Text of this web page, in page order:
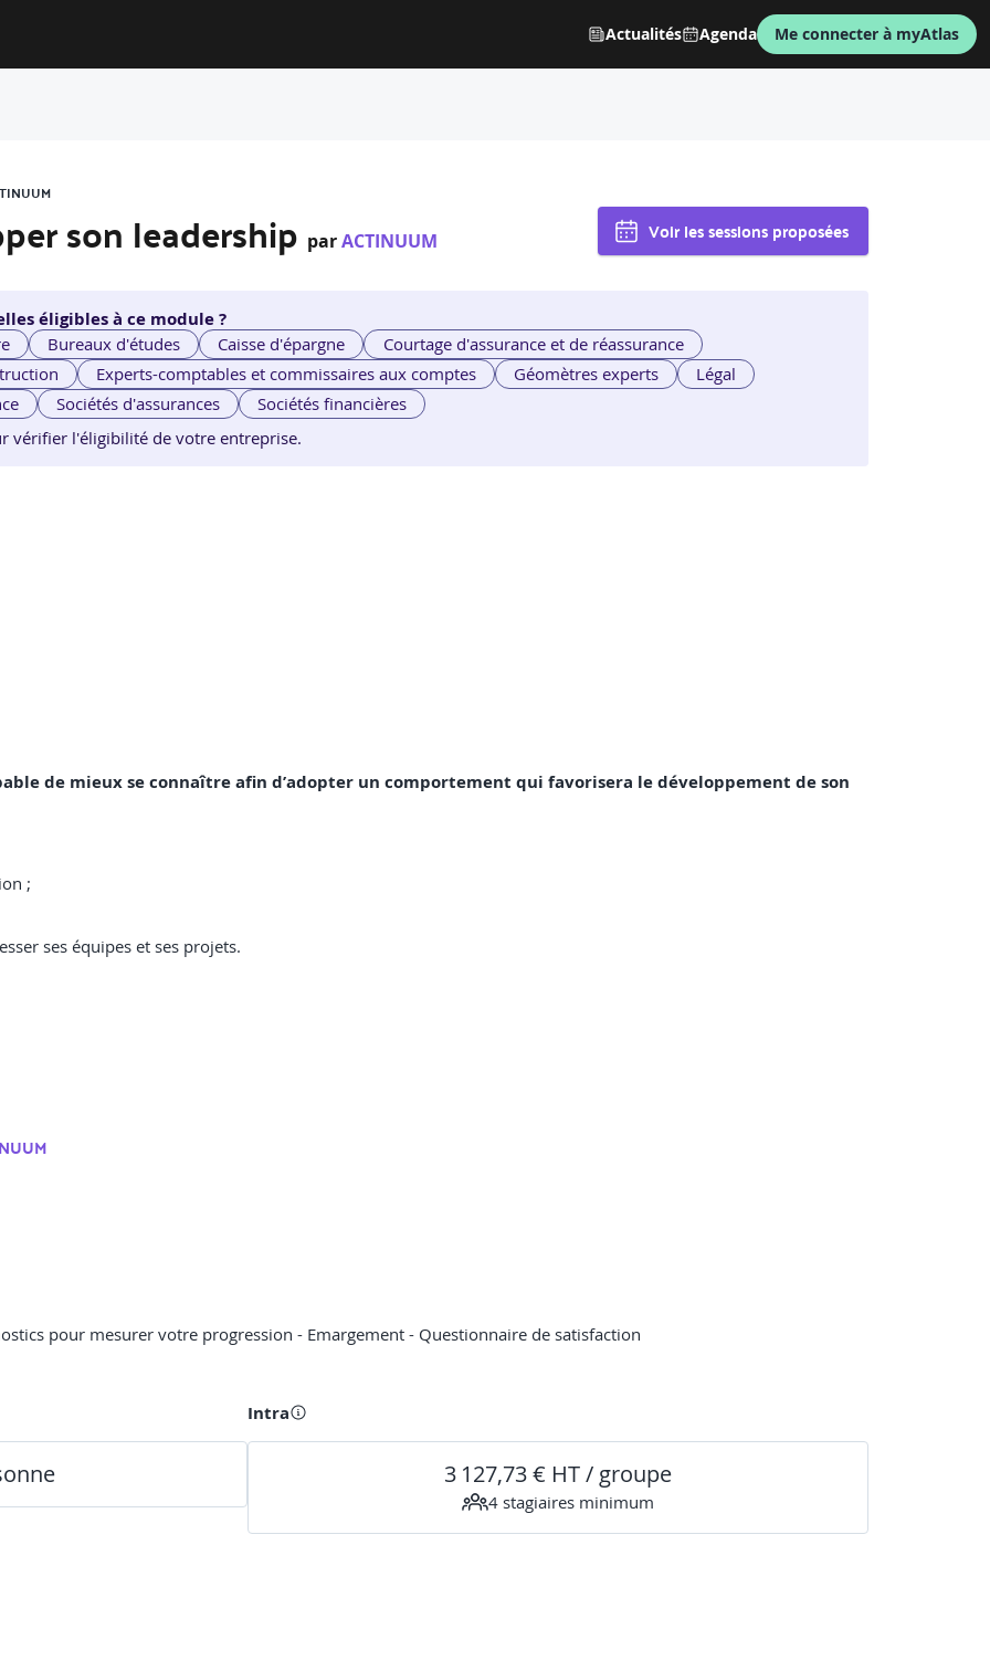
Actualités Agenda Me connecter à myAtlas
son leadership parACTINUUM Voir les sessions proposées
éligibles à ce module ?
Bureaux d'études Caisse d'épargne
Courtage d'assurance et de réassurance
Experts-comptables et commissaires aux comptes Géomètres experts
Légal
Sociétés d'assurances
Sociétés financières
vérifier l'éligibilité de votre entreprise.
de mieux se connaître afin d’adopter un comportement qui favorisera le développement de son
;
ses équipes et ses projets.
pour mesurer votre progression - Emargement - Questionnaire de satisfaction
Intra
3 127,73 € HT / groupe
4 stagiaires minimum